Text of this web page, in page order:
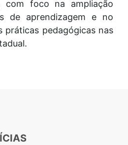
com foco na ampliação
de aprendizagem e no
práticas pedagógicas nas